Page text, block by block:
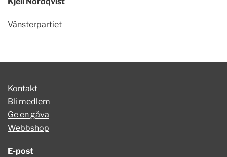
Vänsterpartiet
Kontakt
Bli medlem
Ge en gåva
Webbshop
E-post